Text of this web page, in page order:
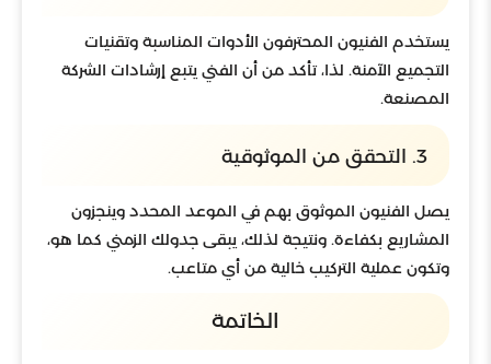
يستخدم الفنيون المحترفون الأدوات المناسبة وتقنيات
التجميع الآمنة. لذا، تأكد من أن الفني يتبع إرشادات الشركة
المصنعة.
3. التحقق من الموثوقية
يصل الفنيون الموثوق بهم في الموعد المحدد وينجزون
المشاريع بكفاءة. ونتيجة لذلك، يبقى جدولك الزمني كما هو،
وتكون عملية التركيب خالية من أي متاعب.
الخاتمة